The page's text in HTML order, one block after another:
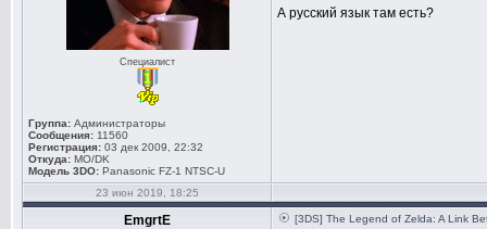
Специалист
Группа: Администраторы
Сообщения: 11560
Регистрация: 03 дек 2009, 22:32
Откуда: MO/DK
Модель 3DO: Panasonic FZ-1 NTSC-U
А русский язык там есть?
23 июн 2019, 18:25
EmgrtE [3DS] The Legend of Zelda: A Link